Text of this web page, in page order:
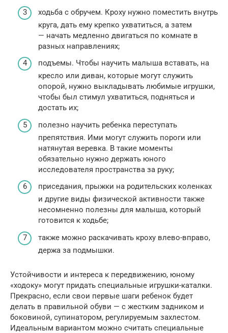
ходьба с обручем. Кроху нужно поместить внутрь
круга, дать ему крепко ухватиться, а затем
— начать медленно двигаться по комнате в
разных направлениях;
подъемы. Чтобы научить малыша вставать, на
кресло или диван, которые могут служить
опорой, нужно выкладывать любимые игрушки,
чтобы был стимул ухватиться, подняться и
достать их;
полезно научить ребенка переступать
препятствия. Ими могут служить пороги или
натянутая веревка. В такие моменты
обязательно нужно держать юного
исследователя пространства за руку;
приседания, прыжки на родительских коленках
и другие виды физической активности также
несомненно полезны для малыша, который
готовится к ходьбе;
также можно раскачивать кроху влево-вправо,
держа за подмышки.
Устойчивости и интереса к передвижению, юному
«ходоку» могут придать специальные игрушки-каталки.
Прекрасно, если свои первые шаги ребенок будет
делать в правильной обуви — с жестким задником и
боковиной, супинатором, регулируемым захлестом.
Идеальным вариантом можно считать специальные